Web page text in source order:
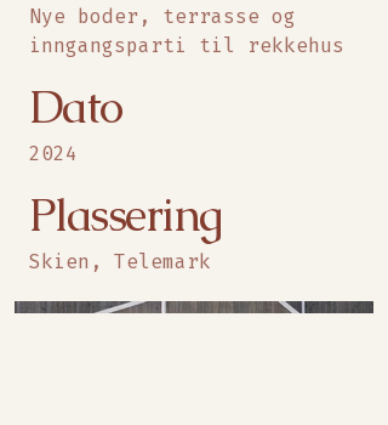
Nye boder, terrasse og
inngangsparti til rekkehus
Dato
2024
Plassering
Skien, Telemark